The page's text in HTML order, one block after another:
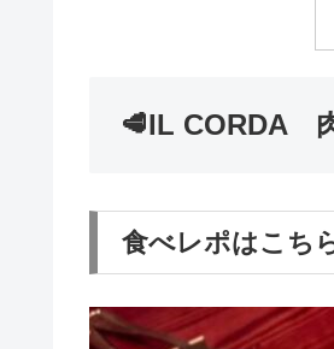
🥩IL CORDA
食べレポはこち